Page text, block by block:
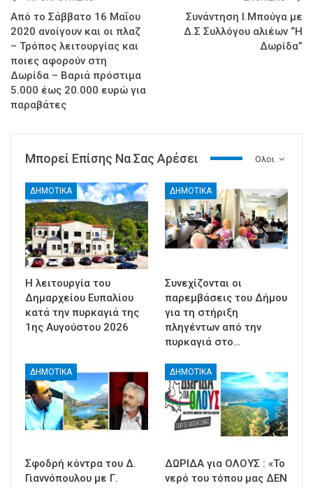
Από το Σάββατο 16 Μαΐου
2020 ανοίγουν και οι πλαζ
– Τρόπος λειτουργίας και
ποιες αφορούν στη
Δωρίδα – Βαριά πρόστιμα
5.000 έως 20.000 ευρώ για
παραβάτες
Συνάντηση Ι.Μπούγα με
Δ.Σ Συλλόγου αλιέων “Η
Δωρίδα”
Ολοι
Μπορεί Επίσης Να Σας Αρέσει
ΔΗΜΟΤΙΚΑ
Η λειτουργία του
Δημαρχείου Ευπαλίου
κατά την πυρκαγιά της
1ης Αυγούστου 2026
ΔΗΜΟΤΙΚΑ
Συνεχίζονται οι
παρεμβάσεις του Δήμου
για τη στήριξη
πληγέντων από την
πυρκαγιά στο…
ΔΗΜΟΤΙΚΑ
Σφοδρή κόντρα του Δ.
Γιαννόπουλου με Γ.
ΔΗΜΟΤΙΚΑ
ΔΩΡΙΔΑ για ΟΛΟΥΣ : «Το
νερό του τόπου μας ΔΕΝ